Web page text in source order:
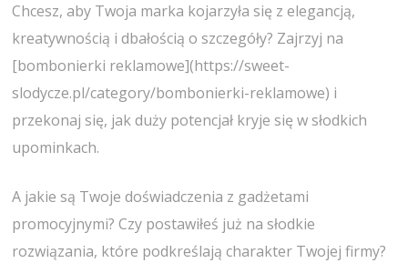
Chcesz, aby Twoja marka kojarzyła się z elegancją,
kreatywnością i dbałością o szczegóły? Zajrzyj na
[bombonierki reklamowe](https://sweet-
slodycze.pl/category/bombonierki-reklamowe) i
przekonaj się, jak duży potencjał kryje się w słodkich
upominkach.
A jakie są Twoje doświadczenia z gadżetami
promocyjnymi? Czy postawiłeś już na słodkie
rozwiązania, które podkreślają charakter Twojej firmy?